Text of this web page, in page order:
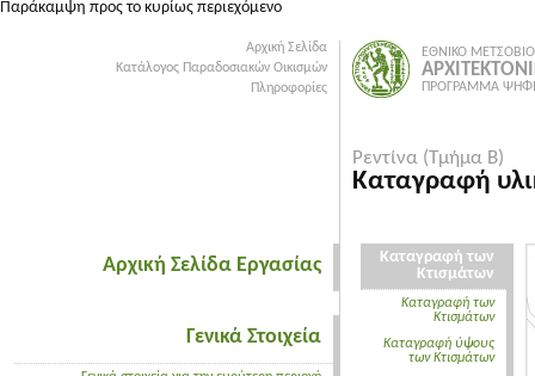
Παράκαμψη προς το κυρίως περιεχόμενο
Αρχική Σελίδα
Κατάλογος Παραδοσιακών Οικισμών
Πληροφορίες
Αρχική Σελίδα Εργασίας
Γενικά Στοιχεία
ΕΘΝΙΚΟ
ΠΡΟΓΡΑΜΜΑ
Ρεντίνα (Τμήμα Β)
Καταγραφή
Καταγραφή των
Κτισμάτων
Καταγραφή των
Κτισμάτων
Καταγραφή ύψους
των Κτισμάτων